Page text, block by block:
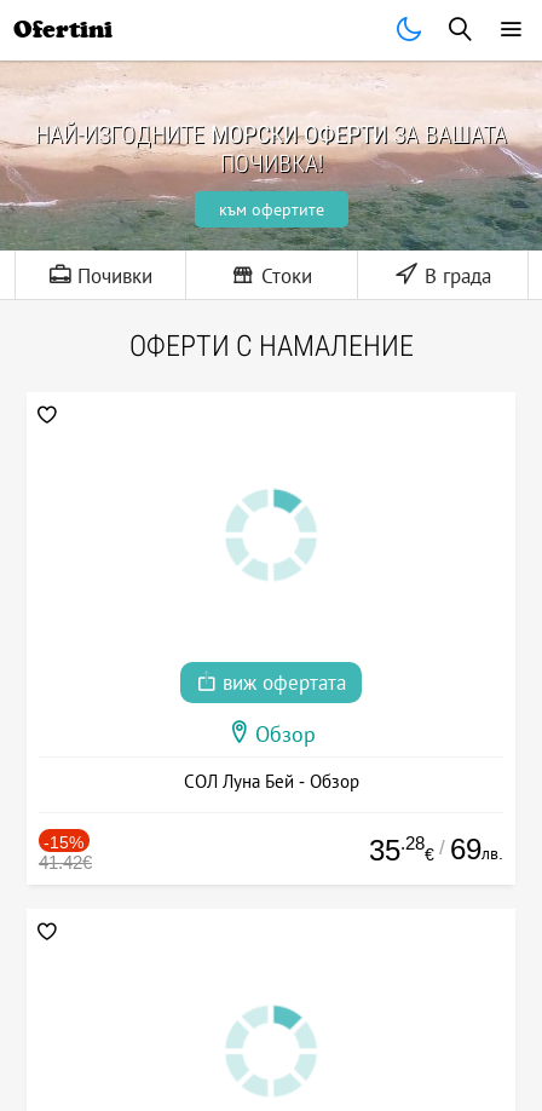
Ofertini
НАЙ-ИЗГОДНИТЕ МОРСКИ ОФЕРТИЗА ВАШАТА
ПОЧИВКА!
към офертите
Почивки Стоки В града
ОФЕРТИ С НАМАЛЕНИЕ
виж офертата
Обзор
СОЛ Луна Бей - Обзор
-15%
41.42€ 35.28
€ / 69лв.